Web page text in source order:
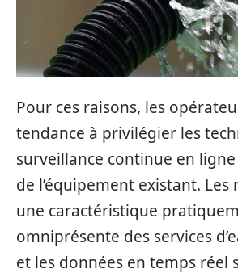
Pour ces raisons, les
tendance à privilégier les
surveillance continue en
de l’équipement existant. Les
une caractéristique
omniprésente des services
et les données en temps réel